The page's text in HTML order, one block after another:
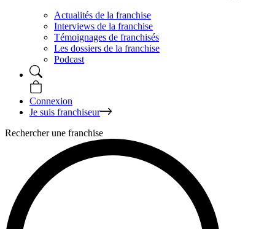
Actualités de la franchise
Interviews de la franchise
Témoignages de franchisés
Les dossiers de la franchise
Podcast
Connexion
Je suis franchiseur
Rechercher une franchise